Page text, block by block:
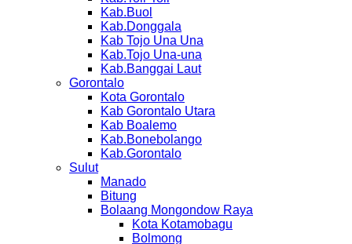
Kab.Buol
Kab.Donggala
Kab Tojo Una Una
Kab.Tojo Una-una
Kab.Banggai Laut
Gorontalo
Kota Gorontalo
Kab Gorontalo Utara
Kab Boalemo
Kab.Bonebolango
Kab.Gorontalo
Sulut
Manado
Bitung
Bolaang Mongondow Raya
Kota Kotamobagu
Bolmong